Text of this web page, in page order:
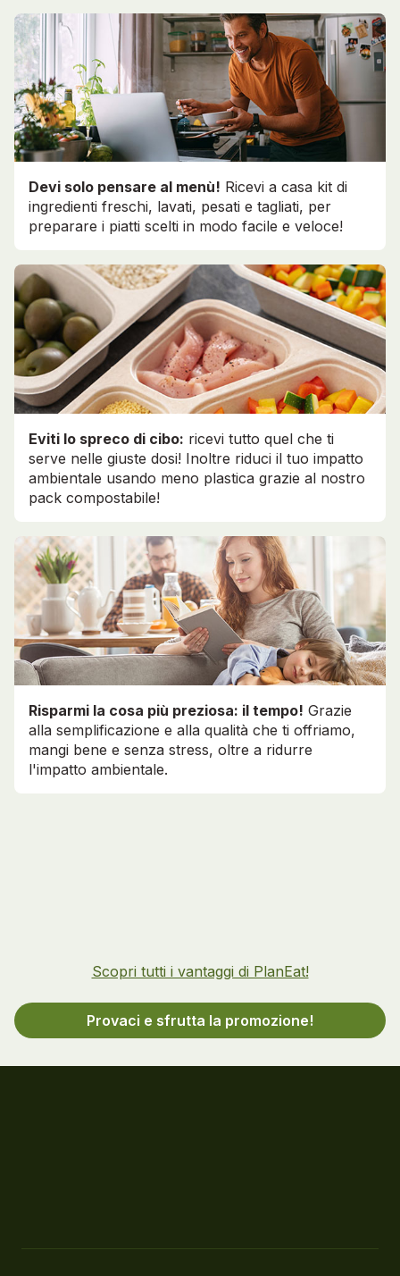
Devi solo pensare al menù! Ricevi a casa kit di
ingredienti freschi, lavati, pesati e tagliati, per
preparare i piatti scelti in modo facile e veloce!
Eviti lo spreco di cibo: ricevi tutto quel che ti
serve nelle giuste dosi! Inoltre riduci il tuo impatto
ambientale usando meno plastica grazie al nostro
pack compostabile!
Risparmi la cosa più preziosa: il tempo! Grazie
alla semplificazione e alla qualità che ti offriamo,
mangi bene e senza stress, oltre a ridurre
l'impatto ambientale.
Scopri tutti i vantaggi di PlanEat!
Provaci e sfrutta la promozione!